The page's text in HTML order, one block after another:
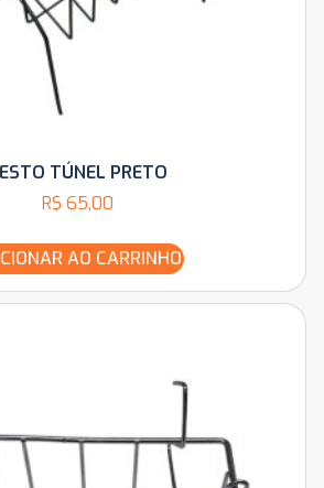
TÚNEL PRETO
R$ 65,00
AO CARRINHO